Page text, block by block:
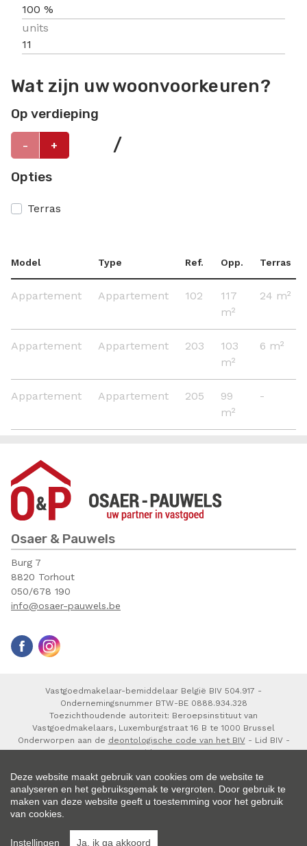
100 %
units
11
Wat zijn uw woonvoorkeuren?
Op verdieping
- + /
Opties
Terras
Model Type Ref. Opp. Terras
Appartement Appartement 102
117
m²
24 m²
Appartement Appartement 203
103
m²
6 m²
Appartement Appartement 205
99
m²
-
Osaer & Pauwels
Burg 7
8820 Torhout
050/678 190
info@osaer-pauwels.be
Vastgoedmakelaar-bemiddelaar België BIV 504.917 -
Ondernemingsnummer BTW-BE 0888.934.328
Toezichthoudende autoriteit: Beroepsinstituut van
Vastgoedmakelaars, Luxemburgstraat 16 B te 1000 Brussel
Onderworpen aan de deontologische code van het BIV- Lid BIV -
Lid CIB
Deze website maakt gebruik van cookies om de website te
analyseren en het gebruiksgemak te vergroten. Door gebruik te
maken van deze website geeft u toestemming voor het gebruik
van cookies.
Instellingen Ja, ik ga akkoord